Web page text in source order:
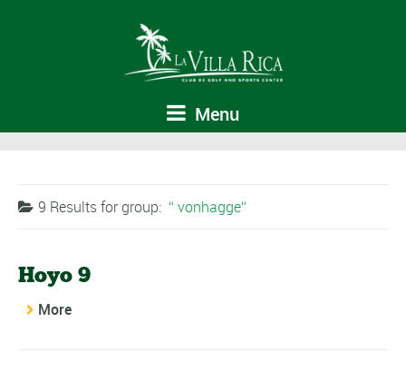
Menu
9 Results forgroup: vonhagge
Hoyo 9
More